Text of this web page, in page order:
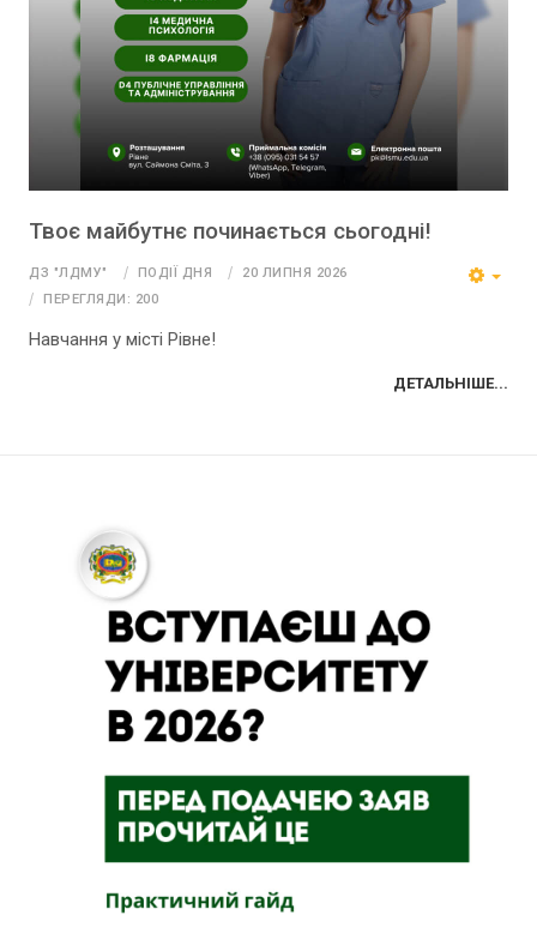
Твоє майбутнє починається сьогодні!
ДЗ "ЛДМУ" ПОДІЇ ДНЯ
20 ЛИПНЯ 2026
ПЕРЕГЛЯДИ: 200
Навчання у місті Рівне!
ДЕТАЛЬНІШЕ...